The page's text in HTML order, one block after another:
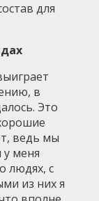
для
в
Это
ведь мы
меня
людях, с
из них я